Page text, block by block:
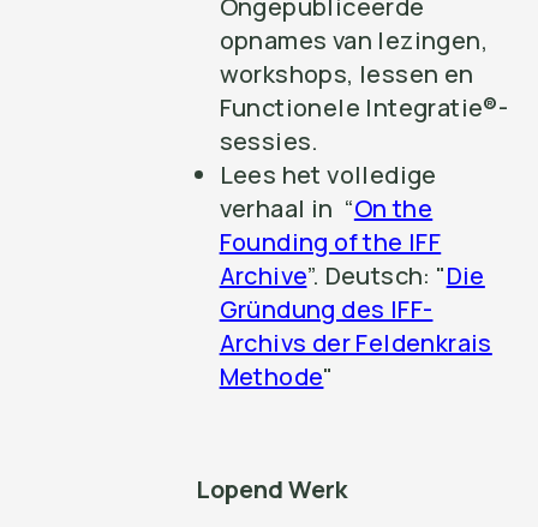
Ongepubliceerde
opnames van lezingen,
workshops, lessen en
Functionele Integratie®-
sessies.
Lees het volledige
verhaal in “On the
Founding of the IFF
Archive”. Deutsch: "Die
Gründung des IFF-
Archivs der Feldenkrais
Methode"
Lopend Werk